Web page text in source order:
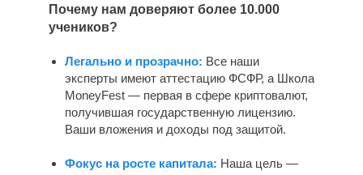
Легально и прозрачно: Все наши
эксперты имеют аттестацию ФСФР, а Школа
MoneyFest — первая в сфере криптовалют,
получившая государственную лицензию.
Ваши вложения и доходы под защитой.
Фокус на росте капитала: Наша цель —
Почему нам доверяют более 10.000
учеников?